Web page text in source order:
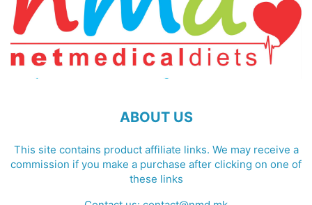
ABOUT US
This site contains product affiliate links. We may receive a
commission if you make a purchase after clicking on one of
these links